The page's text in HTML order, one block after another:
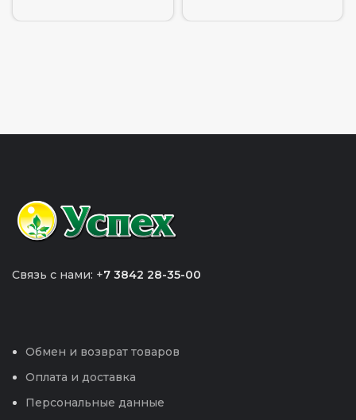
Связь с нами: +7 3842 28-35-00
Обмен и возврат товаров
Оплата и доставка
Персональные данные